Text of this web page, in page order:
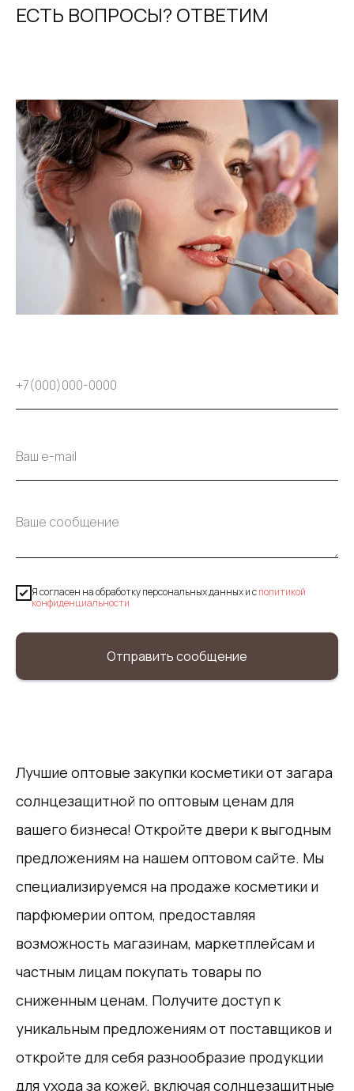
ЕСТЬ ВОПРОСЫ? ОТВЕТИМ
Я согласен на обработку персональных данных и cполитикой
конфиденциальности
Отправить сообщение
Лучшие оптовые закупки косметики от загара
солнцезащитной по оптовым ценам для
вашего бизнеса! Откройте двери к выгодным
предложениям на нашем оптовом сайте. Мы
специализируемся на продаже косметики и
парфюмерии оптом, предоставляя
возможность магазинам, маркетплейсам и
частным лицам покупать товары по
сниженным ценам. Получите доступ к
уникальным предложениям от поставщиков и
откройте для себя разнообразие продукции
для ухода за кожей, включая солнцезащитные